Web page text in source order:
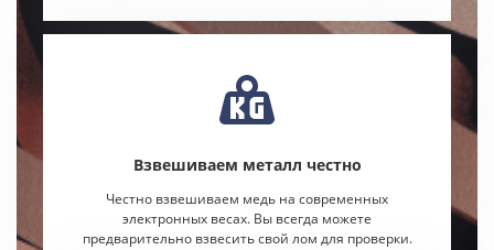
Взвешиваем металл честно
Честно взвешиваем медь на современных
электронных весах. Вы всегда можете
предварительно взвесить свой лом для проверки.